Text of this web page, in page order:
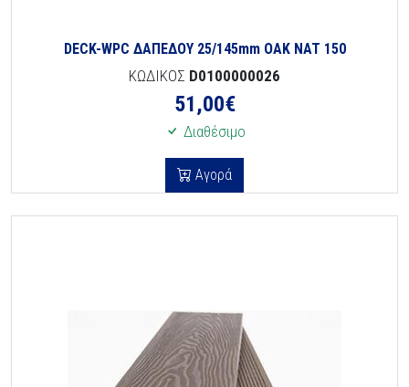
DECK-WPC ΔΑΠΕΔΟΥ 25/145mm OAK NAT 150
ΚΩΔΙΚΟΣ D0100000026
51,00€
Διαθέσιμο
Αγορά